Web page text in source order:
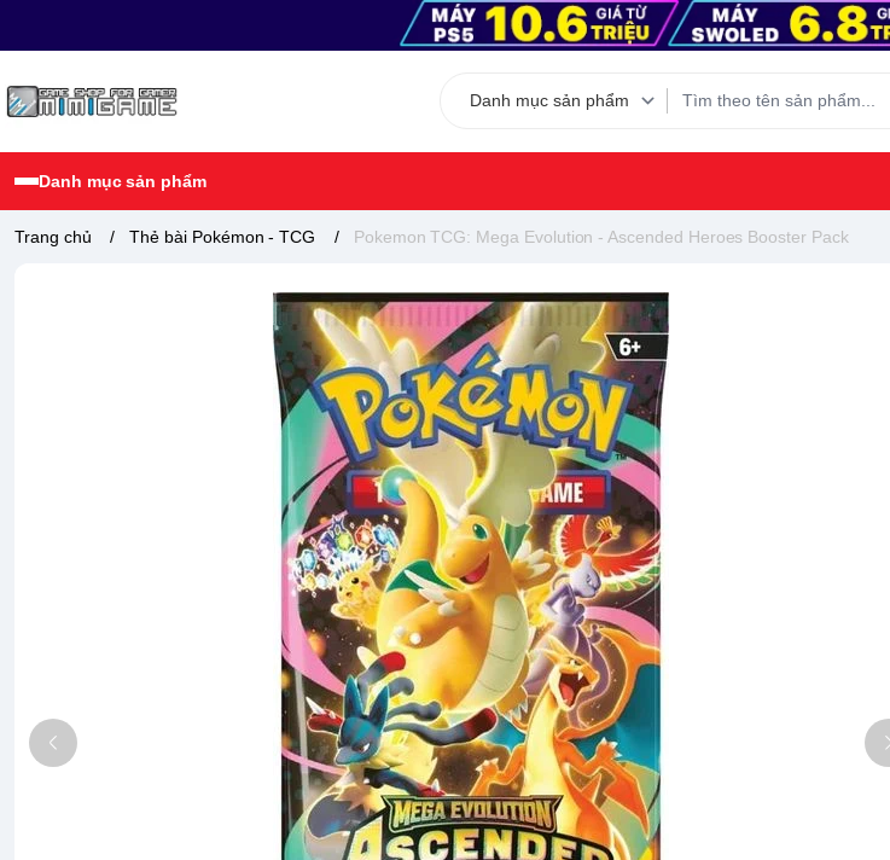
Danh mục sản phẩm
Trang chủ / Thẻ bài Pokémon - TCG / Pokemon TCG: Mega Evolution - Ascended Heroes Booster Pack